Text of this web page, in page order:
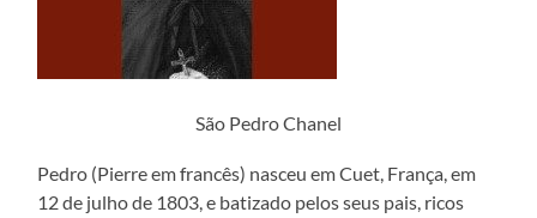
São Pedro Chanel
Pedro (Pierre em francês) nasceu em Cuet, França, em
12 de julho de 1803, e batizado pelos seus pais, ricos